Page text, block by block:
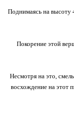
Поднимаясь на высоту
Покорение этой
Несмотря на это,
восхождение на этот